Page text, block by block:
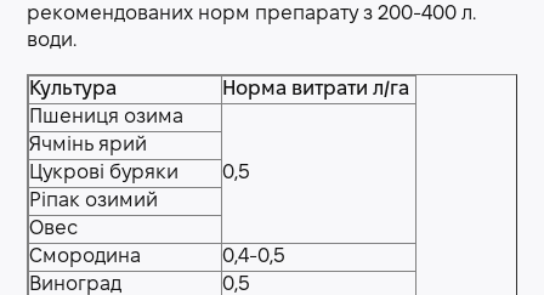
рекомендованих норм препарату з 200-400 л.
води.
Культура
Норма витрати л/га
Пшениця озима
0,5
Ячмінь ярий
Цукрові буряки
Ріпак озимий
Овес
Смородина
0,4-0,5
Виноград
0,5